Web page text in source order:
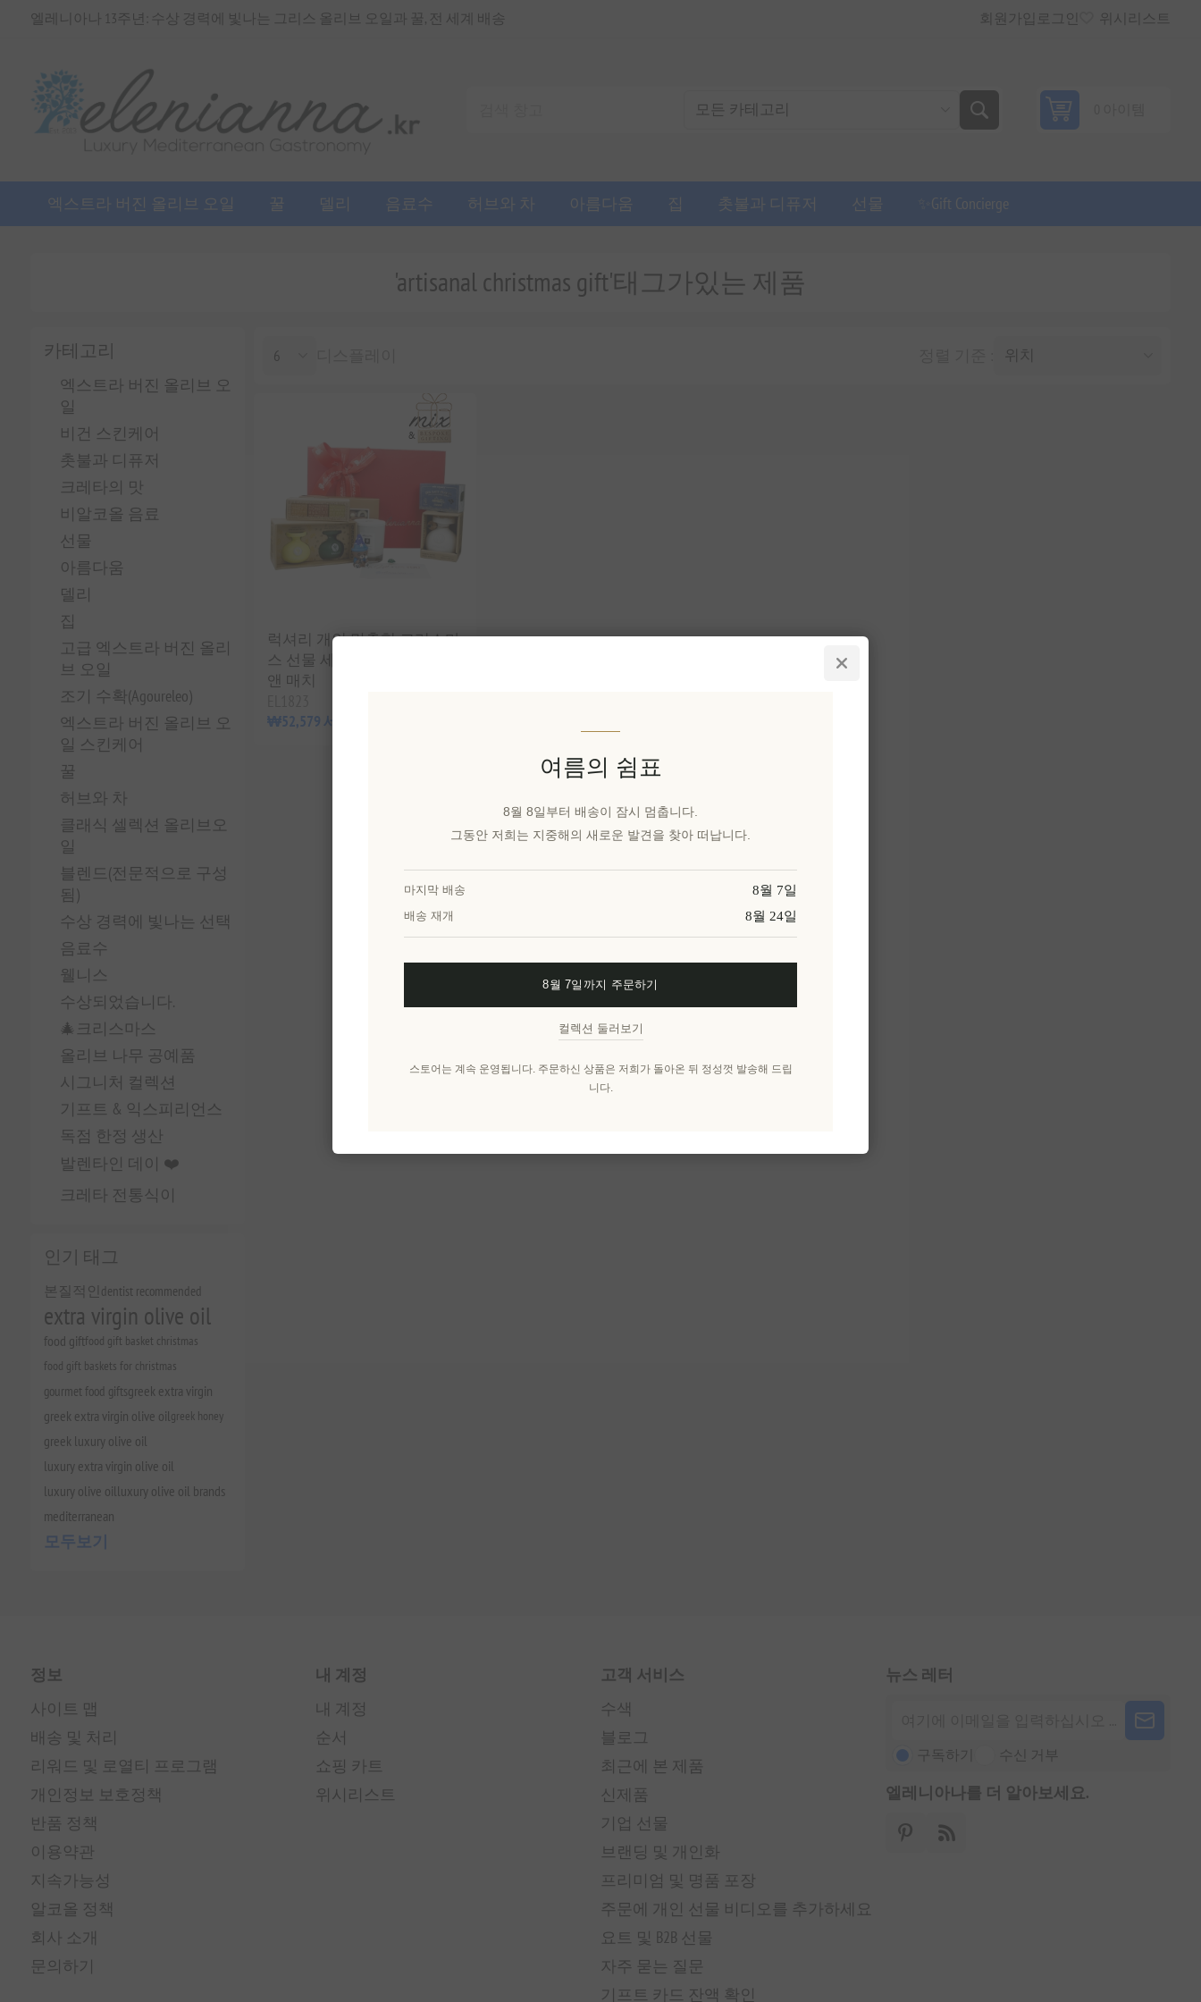
엘레니아나 13주년: 수상 경력에 빛나는 그리스 올리브 오일과 꿀, 전 세계 배송 회원가입 로그인 위시리스트
엑스트라 버진 올리브 오일 꿀 델리 음료수 허브와 차 아름다움 집 촛불과 디퓨저 선물 ✨Gift Concierge
카테고리
엑스트라 버진 올리브 오
일
비건 스킨케어
촛불과 디퓨저
크레타의 맛
비알코올 음료
선물
아름다움
델리
집
고급 엑스트라 버진 올리
브 오일
조기 수확(Agoureleo)
엑스트라 버진 올리브 오
일 스킨케어
꿀
허브와 차
클래식 셀렉션 올리브오
일
블렌드(전문적으로 구성
됨)
수상 경력에 빛나는 선택
음료수
웰니스
수상되었습니다.
🎄크리스마스
올리브 나무 공예품
시그니처 컬렉션
기프트 & 익스피리언스
독점 한정 생산
발렌타인 데이 ❤️
크레타 전통식이
인기 태그
본질적인 dentist recommended
extra virgin olive oil
food giftfood gift basket christmas
food gift baskets for christmas
gourmet food giftsgreek extra virgin
greek extra virgin olive oilgreek honey
greek luxury olive oil
luxury extra virgin olive oil
luxury olive oilluxury olive oil brands
mediterranean
모두보기
'artisanal christmas gift'태그가있는 제품
럭셔리 개인 맞춤형 크리스마
스 선물 세트 - 그리스풍 믹스
앤 매치
₩52,579 세금 별도
정보
사이트 맵
배송 및 처리
리워드 및 로열티 프로그램
개인정보 보호정책
반품 정책
이용약관
지속가능성
알코올 정책
회사 소개
문의하기
내 계정
내 계정
순서
쇼핑 카트
위시리스트
고객 서비스
수색
블로그
최근에 본 제품
신제품
기업 선물
브랜딩 및 개인화
프리미엄 및 명품 포장
주문에 개인 선물 비디오를 추가하세요
요트 및 B2B 선물
자주 묻는 질문
기프트 카드 잔액 확인
뉴스 레터
구독하기 수신 거부
엘레니아나를 더 알아보세요.
여름의 쉼표
8월 8일부터 배송이 잠시 멈춥니다.
그동안 저희는 지중해의 새로운 발견을 찾아 떠납니다.
마지막 배송 8월 7일
배송 재개 8월 24일
8월 7일까지 주문하기
컬렉션 둘러보기
스토어는 계속 운영됩니다. 주문하신 상품은 저희가 돌아온 뒤 정성껏 발송해 드립
니다.